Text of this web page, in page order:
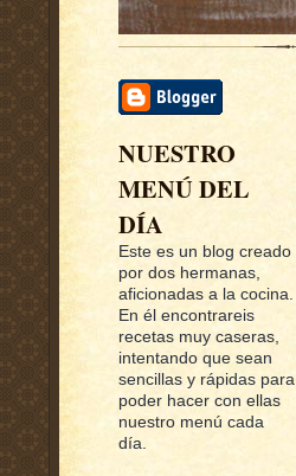
NUESTRO
MENÚ DEL
DÍA
Este es un blog creado
por dos hermanas,
aficionadas a la cocina.
En él encontrareis
recetas muy caseras,
intentando que sean
sencillas y rápidas para
poder hacer con ellas
nuestro menú cada
día.